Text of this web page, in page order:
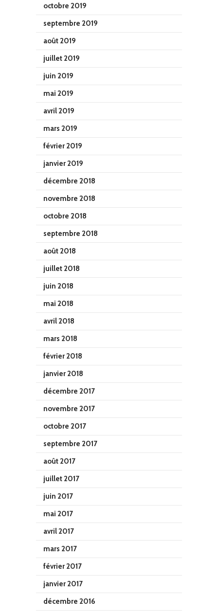
octobre 2019
septembre 2019
août 2019
juillet 2019
juin 2019
mai 2019
avril 2019
mars 2019
février 2019
janvier 2019
décembre 2018
novembre 2018
octobre 2018
septembre 2018
août 2018
juillet 2018
juin 2018
mai 2018
avril 2018
mars 2018
février 2018
janvier 2018
décembre 2017
novembre 2017
octobre 2017
septembre 2017
août 2017
juillet 2017
juin 2017
mai 2017
avril 2017
mars 2017
février 2017
janvier 2017
décembre 2016